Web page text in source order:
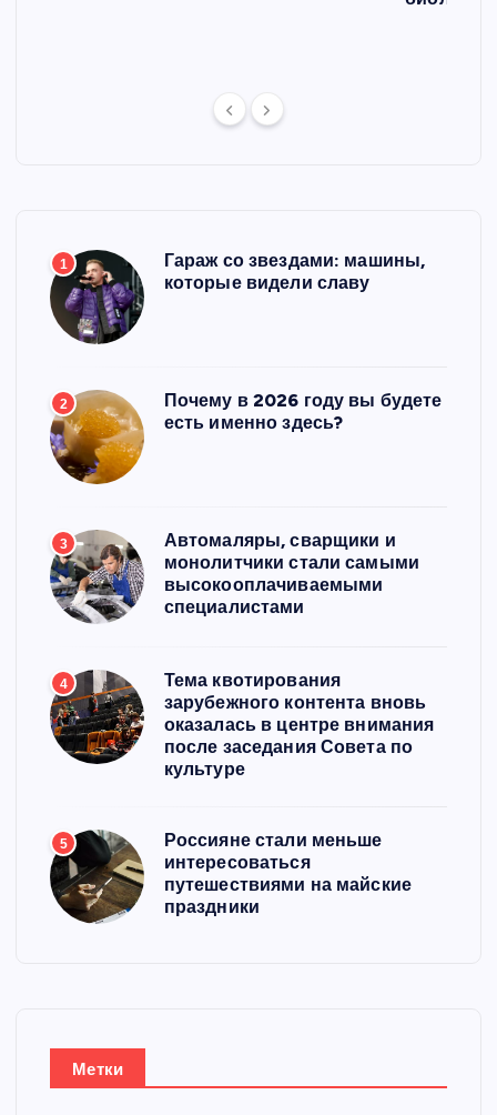
1
Гараж со звездами: машины,
которые видели славу
2
Почему в 2026 году вы будете
есть именно здесь?
3
Автомаляры, сварщики и
монолитчики стали самыми
высокооплачиваемыми
специалистами
4
Тема квотирования
зарубежного контента вновь
оказалась в центре внимания
после заседания Совета по
культуре
5
Россияне стали меньше
интересоваться
путешествиями на майские
праздники
Метки